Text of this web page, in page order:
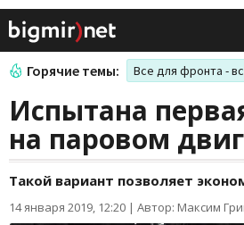
Горячие темы: Все для фронта -
Испытана
на паровом
Такой вариант позволяет
14 января 2019, 12:20 | Автор: Максим